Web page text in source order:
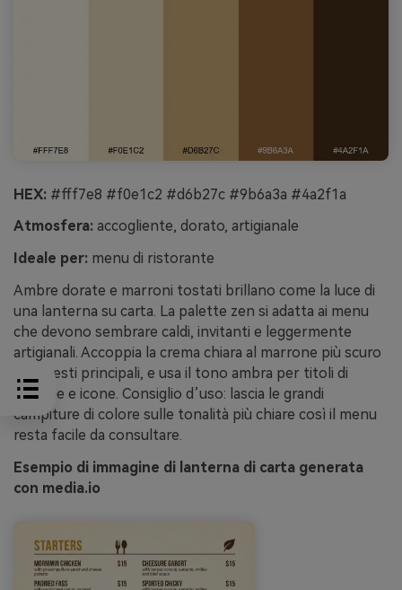
HEX: #fff7e8 #f0e1c2 #d6b27c #9b6a3a #4a2f1a
Atmosfera: accogliente, dorato, artigianale
Ideale per: menu di ristorante
Ambre dorate e marroni tostati brillano come la luce di
una lanterna su carta. La palette zen si adatta ai menu
che devono sembrare caldi, invitanti e leggermente
artigianali. Accoppia la crema chiara al marrone più scuro
per i testi principali, e usa il tono ambra per titoli di
sezione e icone. Consiglio d’uso: lascia le grandi
campiture di colore sulle tonalità più chiare così il menu
resta facile da consultare.
Esempio di immagine di lanterna di carta generata
con media.io